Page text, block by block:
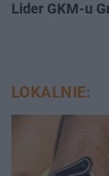
Lider GKM-u
LOKALNIE: